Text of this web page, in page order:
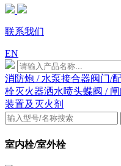
联系我们
EN
消防炮 / 水泵接合器阀门/
栓灭火器洒水喷头蝶阀 / 闸
装置及灭火剂
室内栓/室外栓